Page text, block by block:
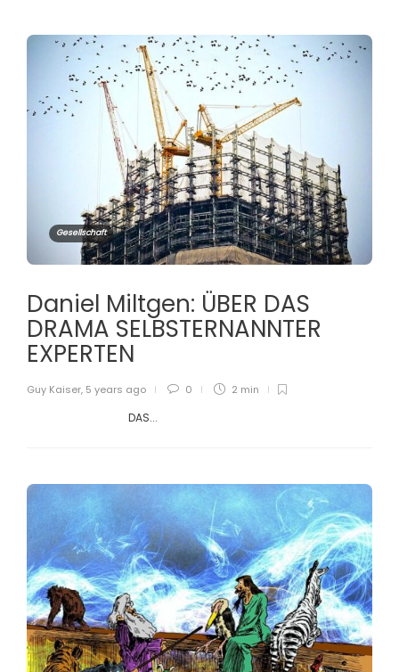
Gesellschaft
Daniel Miltgen: ÜBER DAS
DRAMA SELBSTERNANNTER
EXPERTEN
Guy Kaiser, 5 years ago 0 2 min
DAS...